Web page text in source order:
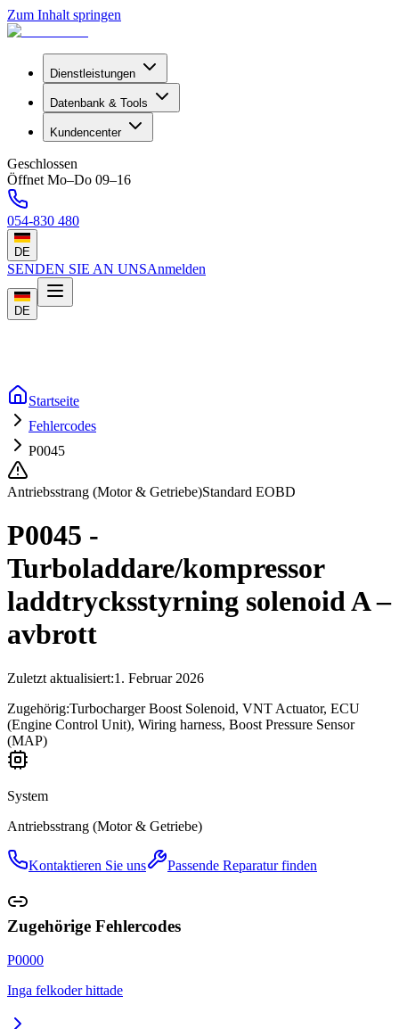
Zum Inhalt springen
Dienstleistungen
Datenbank & Tools
Kundencenter
Geschlossen
Öffnet Mo–Do 09–16
054-830 480
DE
SENDEN SIE AN UNSAnmelden
DE
Startseite
Fehlercodes
P0045
Antriebsstrang (Motor & Getriebe)Standard EOBD
P0045 -
Turboladdare/kompressor
laddtrycksstyrning solenoid A –
avbrott
Zuletzt aktualisiert:1. Februar 2026
Zugehörig:Turbocharger Boost Solenoid, VNT Actuator, ECU
(Engine Control Unit), Wiring harness, Boost Pressure Sensor
(MAP)
System
Antriebsstrang (Motor & Getriebe)
Kontaktieren Sie uns Passende Reparatur finden
Zugehörige Fehlercodes
P0000
Inga felkoder hittade